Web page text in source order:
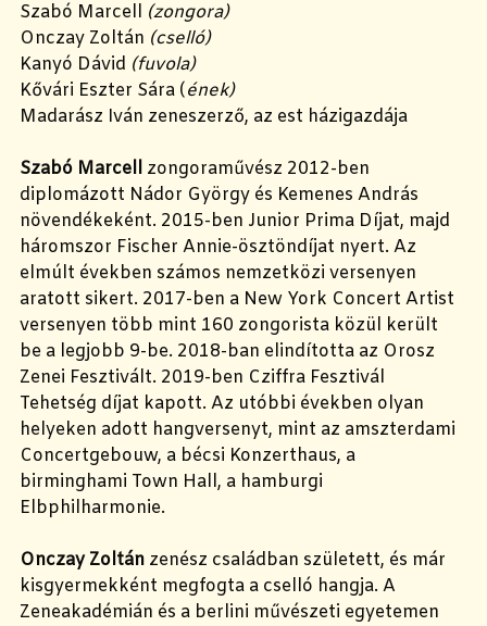
Szabó Marcell (zongora)
Onczay Zoltán (cselló)
Kanyó Dávid (fuvola)
Kővári Eszter Sára (ének)
Madarász Iván zeneszerző, az est házigazdája
Szabó Marcell zongoraművész 2012-ben
diplomázott Nádor György és Kemenes András
növendékeként. 2015-ben Junior Prima Díjat, majd
háromszor Fischer Annie-ösztöndíjat nyert. Az
elmúlt években számos nemzetközi versenyen
aratott sikert. 2017-ben a New York Concert Artist
versenyen több mint 160 zongorista közül került
be a legjobb 9-be. 2018-ban elindította az Orosz
Zenei Fesztivált. 2019-ben Cziffra Fesztivál
Tehetség díjat kapott. Az utóbbi években olyan
helyeken adott hangversenyt, mint az amszterdami
Concertgebouw, a bécsi Konzerthaus, a
birminghami Town Hall, a hamburgi
Elbphilharmonie.
Onczay Zoltán zenész családban született, és már
kisgyermekként megfogta a cselló hangja. A
Zeneakadémián és a berlini művészeti egyetemen